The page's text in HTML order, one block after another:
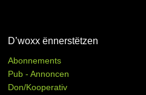
D’woxx ënnerstëtzen
Abonnements
Pub - Annoncen
Don/Kooperativ